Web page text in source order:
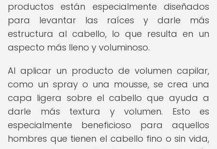
productos están especialmente diseñados
para levantar las raíces y darle más
estructura al cabello, lo que resulta en un
aspecto más lleno y voluminoso.
Al aplicar un producto de volumen capilar,
como un spray o una mousse, se crea una
capa ligera sobre el cabello que ayuda a
darle más textura y volumen. Esto es
especialmente beneficioso para aquellos
hombres que tienen el cabello fino o sin vida,